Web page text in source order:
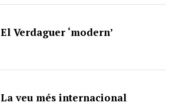
El Verdaguer ‘modern’
La veu més internacional